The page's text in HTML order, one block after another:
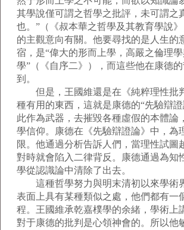
其學說僅可謂之哲學之批評，未可謂之
也。”（《叔本華之哲學及其教育學說
的主觀意向有關。他要尋找的是人生的
宿，是“偉大的形而上學，高嚴之倫理
學”（《自序二》），而這些他在康德
到。
但是，王國維還是在《純粹理性批
種有用的東西，這就是康德的“先驗辯
此作為武器，去摧毀各種虛假的本體論
學信仰。康德在《先驗辯證論》中，為
限。他通過分析告訴人們，當理性試圖
對時就會陷入二律背反。康德通過為知
學從認識論中清除了出去。
這種哲學努力與明末清初以來學術
表面上具有某種類似之處，他們都有一
程。王國維承乾嘉樸學的余緒，學術上
對于康德的批判是心領神會的。所以他